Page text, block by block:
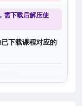
需下载后解压使
下载课程对应的